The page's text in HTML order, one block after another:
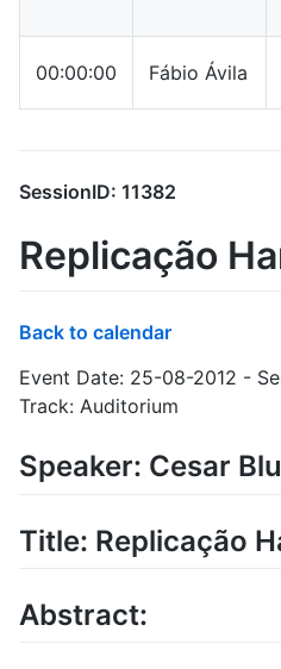
00:00:00 Fábio Ávila
SessionID: 11382
Replicação
Back to calendar
Event Date: 25-08-2012 -
Track: Auditorium
Speaker: Cesar
Title: Replicação
Abstract: